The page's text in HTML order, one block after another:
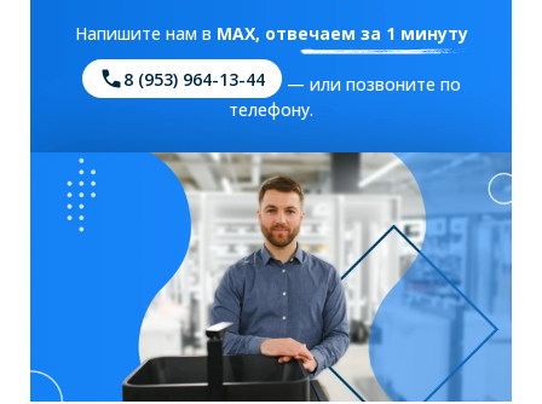
Напишите нам в MAX, отвечаем за 1 минуту
8 (953) 964-13-44
— или позвоните по
телефону.